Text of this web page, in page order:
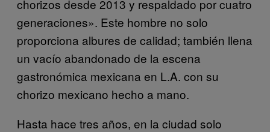
chorizos desde 2013 y respaldado por cuatro
generaciones». Este hombre no solo
proporciona albures de calidad; también llena
un vacío abandonado de la escena
gastronómica mexicana en L.A. con su
chorizo mexicano hecho a mano.
Hasta hace tres años, en la ciudad solo